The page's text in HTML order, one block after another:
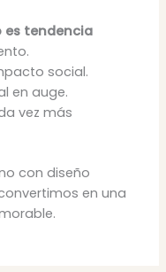
es tendencia
social.
en auge.
vez más
con diseño
en una